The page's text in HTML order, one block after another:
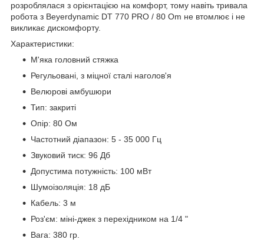
розроблялася з орієнтацією на комфорт, тому навіть тривала
робота з Beyerdynamic DT 770 PRO / 80 Om не втомлює і не
викликає дискомфорту.
Характеристики:
М'яка головний стяжка
Регульовані, з міцної сталі наголов'я
Велюрові амбушюри
Тип: закриті
Опір: 80 Ом
Частотний діапазон: 5 - 35 000 Гц
Звуковий тиск: 96 Дб
Допустима потужність: 100 мВт
Шумоізоляція: 18 дБ
Кабель: 3 м
Роз'єм: міні-джек з перехідником на 1/4 "
Вага: 380 гр.